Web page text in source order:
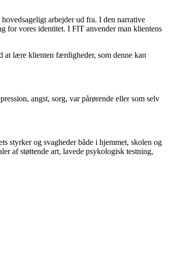
arbejder ud fra. I den narrative
for vores identitet. I FIT anvender man klientens
at lære klienten færdigheder, som denne kan
angst, sorg, var pårørende eller som selv
styrker og svagheder både i hjemmet, skolen og
af støttende art, lavede psykologisk testning,